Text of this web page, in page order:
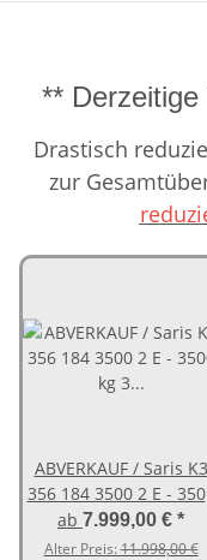
**
Drastisch
zur
ABVERKAUF / Saris K3
356 184 3500 2 E -
kg 3 Seitenkipper - mit
Elektropumpe und SP-
ab 7.999,00 € *
Alter Preis:11.998,00 €